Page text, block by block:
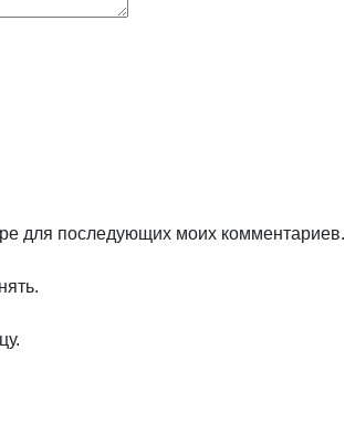
для последующих моих комментариев.